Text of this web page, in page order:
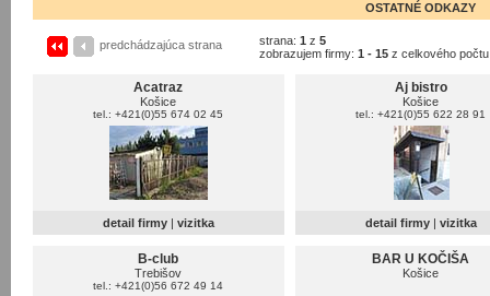
OSTATNÉ ODKAZY
predchádzajúca strana strana: 1 z 5
zobrazujem firmy: 1 - 15 z celkového
Acatraz
Košice
tel.: +421(0)55 674 02 45
detail firmy | vizitka
Aj bistro
Košice
tel.: +421(0)55 622 28 91
detail firmy | vizitka
B-club
Trebišov
tel.: +421(0)56 672 49 14
BAR U KOČIŠA
Košice